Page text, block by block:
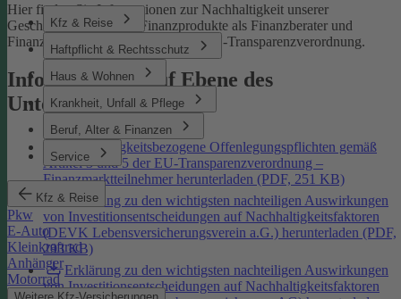
Kfz & Reise
Haftpflicht & Rechtsschutz
Haus & Wohnen
Krankheit, Unfall & Pflege
Beruf, Alter & Finanzen
Service
Kfz & Reise
Pkw
E-Auto
Kleinkraftrad
Anhänger
Motorrad
Hier finden Sie Informationen zur Nachhaltigkeit unserer
Geschäftsprozesse und Finanzprodukte als Finanzberater und
Finanzmarktteilnehmer gemäß der EU-Transparenzverordnung.
Informationen auf Ebene des
Unternehmens
Nachhaltigkeitsbezogene Offenlegungspflichten gemäß
Artikel 3 und 5 der EU-Transparenzverordnung –
Finanzmarktteilnehmer herunterladen (PDF, 251 KB)
Erklärung zu den wichtigsten nachteiligen Auswirkungen
von Investitionsentscheidungen auf Nachhaltigkeitsfaktoren
(DEVK Lebensversicherungsverein a.G.) herunterladen (PDF,
293 KB)
Erklärung zu den wichtigsten nachteiligen Auswirkungen
von Investitionsentscheidungen auf Nachhaltigkeitsfaktoren